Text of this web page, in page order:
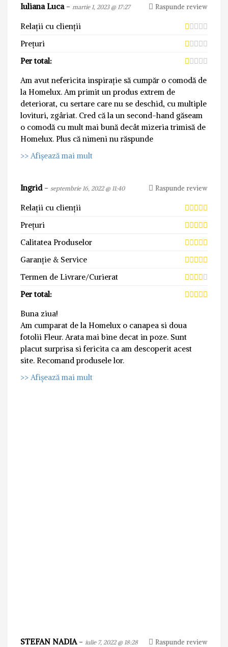
Iuliana Luca- martie 1, 2023 @ 17:27 Raspunde review
Relații cu clienții
Prețuri
Per total:
Am avut nefericita inspirație să cumpăr o comodă de
la Homelux. Am primit un produs extrem de
deteriorat, cu sertare care nu se deschid, cu multiple
lovituri, zgâriat. Cred că la un second-hand găseam
o comodă cu mult mai bună decât mizeria trimisă de
Homelux. Plus că nimeni nu răspunde
>> Afișează mai mult
Ingrid- septembrie 16, 2022 @ 11:40 Raspunde review
Relații cu clienții
Prețuri
Calitatea Produselor
Garanție & Service
Termen de Livrare/Curierat
Per total:
Buna ziua!
Am cumparat de la Homelux o canapea si doua
fotolii Fleur. Arata mai bine decat in poze. Sunt
placut surprisa si fericita ca am descoperit acest
site. Recomand produsele lor.
>> Afișează mai mult
STEFAN NADIA- iulie 7, 2022 @ 18:28 Raspunde review